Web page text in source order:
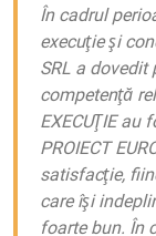
În cadrul
execuţie şi
SRL a
competenţă
EXECUŢIE au
PROIECT
satisfacţie,
care îşi
foarte bun. În